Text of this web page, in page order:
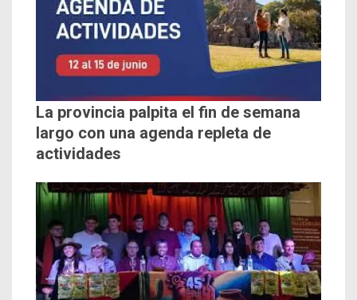
La provincia palpita el fin de semana
largo con una agenda repleta de
actividades